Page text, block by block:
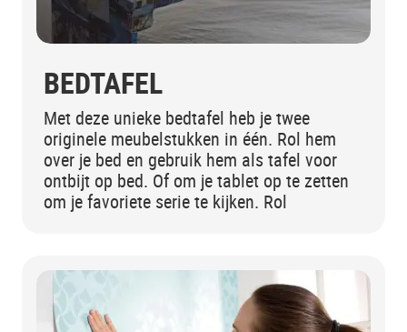
BEDTAFEL
Met deze unieke bedtafel heb je twee
originele meubelstukken in één. Rol hem
over je bed en gebruik hem als tafel voor
ontbijt op bed. Of om je tablet op te zetten
om je favoriete serie te kijken. Rol